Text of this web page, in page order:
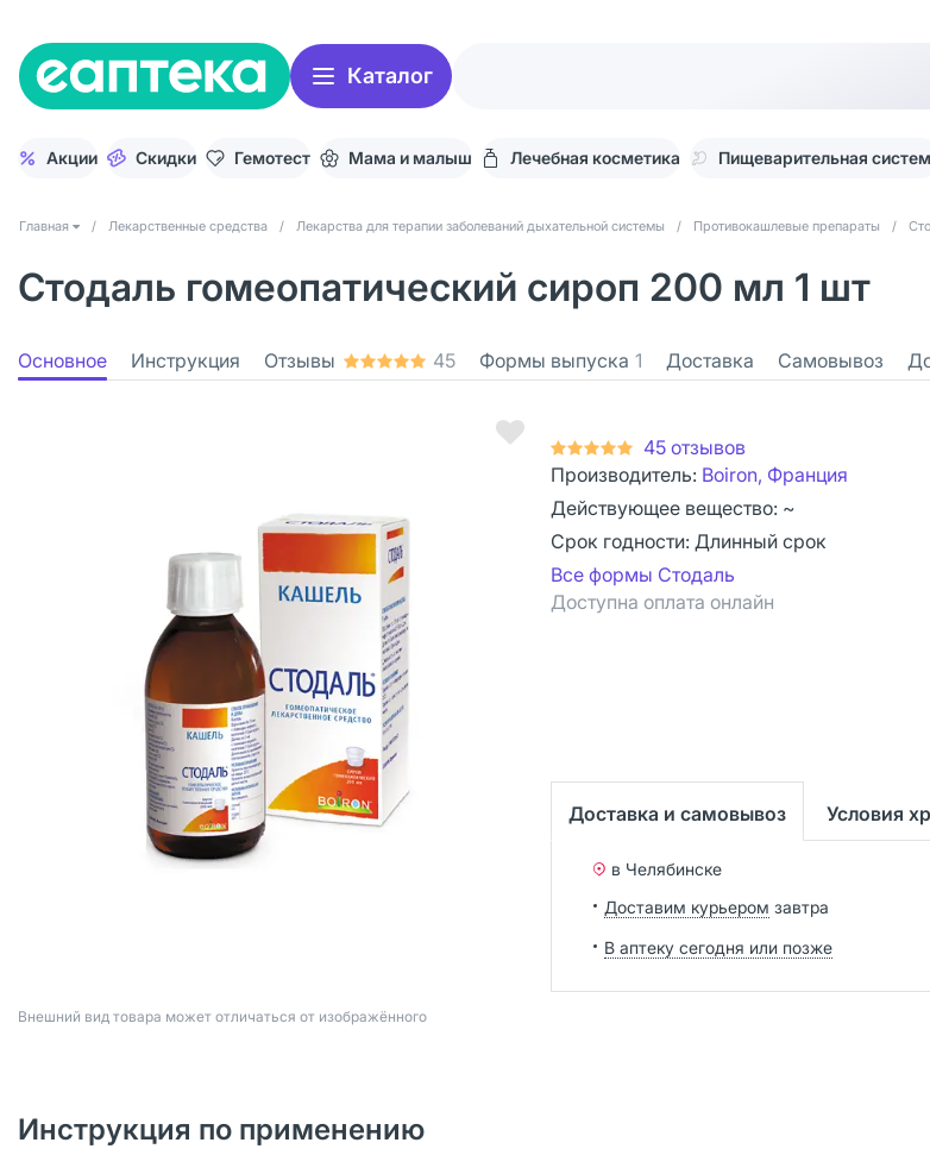
Каталог
Акции Скидки Гемотест Мама и малыш Лечебная косметика Пищеварительная
Главная / Лекарственные средства / Лекарства для терапии заболеваний дыхательной системы / Противокашлевые препараты /
Стодаль гомеопатический сироп 200 мл 1 шт
Основное Инструкция Отзывы 45 Формы выпуска 1 Доставка Самовывоз
Bнешний вид товара может отличаться от изображённого
45 отзывов
Производитель: Boiron, Франция
Действующее вещество: ~
Срок годности: Длинный срок
Все формы Стодаль
Доступна оплата онлайн
Доставка и самовывоз Условия
в Челябинске
Доставим курьером завтра
В аптеку сегодня или позже
Инструкция по применению